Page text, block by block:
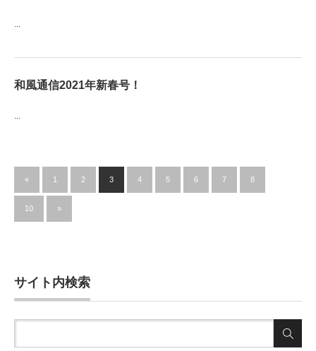
...
和風通信2021年新春号！
...
« 1 2 3 4 5 6 7 8
10 »
サイト内検索